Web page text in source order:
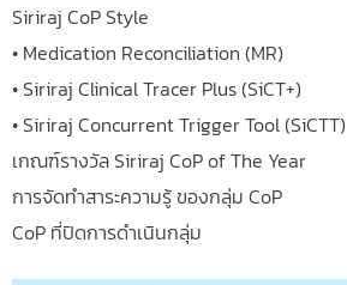
Siriraj CoP Style
• Medication Reconciliation (MR)
• Siriraj Clinical Tracer Plus (SiCT+)
• Siriraj Concurrent Trigger Tool (SiCTT)
เกณฑ์รางวัล Siriraj CoP of The Year
การจัดทำสาระความรู้ ของกลุ่ม CoP
CoP ที่ปิดการดำเนินกลุ่ม